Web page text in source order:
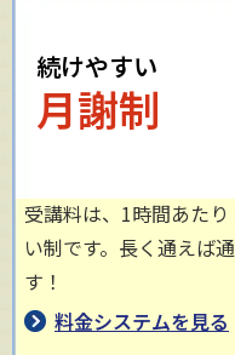
続けやすい
月謝制
受講料は、1時間あた
い制です。長く通えば
す！
料金システムを見る